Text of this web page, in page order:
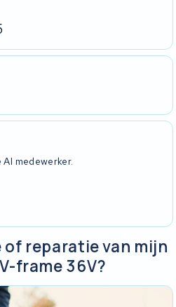
medewerker.
reparatie van mijn
frame 36V?